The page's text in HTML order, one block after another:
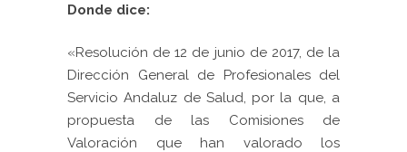
Donde dice:
«Resolución de 12 de junio de 2017, de la
Dirección General de Profesionales del
Servicio Andaluz de Salud, por la que, a
propuesta de las Comisiones de
Valoración que han valorado los